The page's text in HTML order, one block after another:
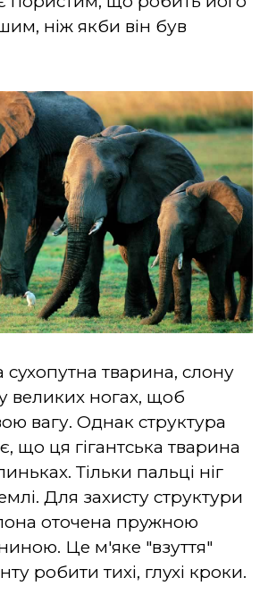
ніж якби він був
тварина, слону
великих ногах, щоб
вагу. Однак структура
що ця гігантська тварина
Тільки пальці ніг
Для захисту структури
оточена пружною
Це м'яке "взуття"
робити тихі, глухі кроки.